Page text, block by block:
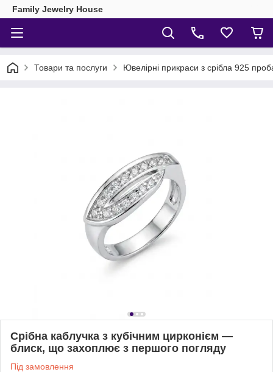
Family Jewelry House
Товари та послуги Ювелірні прикраси з срібла 925
Срібна каблучка з кубічним цирконієм —
блиск, що захоплює з першого погляду
Під замовлення